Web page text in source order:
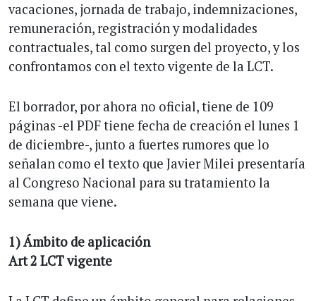
vacaciones, jornada de trabajo, indemnizaciones,
remuneración, registración y modalidades
contractuales, tal como surgen del proyecto, y los
confrontamos con el texto vigente de la LCT.
El borrador, por ahora no oficial, tiene de 109
páginas -el PDF tiene fecha de creación el lunes 1
de diciembre-, junto a fuertes rumores que lo
señalan como el texto que Javier Milei presentaría
al Congreso Nacional para su tratamiento la
semana que viene.
1) Ámbito de aplicación
Art 2 LCT vigente